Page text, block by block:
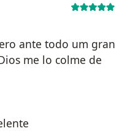
ante todo um gran
me lo colme de